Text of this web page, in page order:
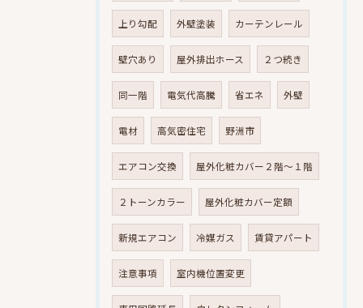
上り勾配 外壁塗装 カーテンレール
壁穴あり 屋外排出ホース ２つ続き
同一階 電気代高騰 省エネ 外壁
電材 高気密住宅 野洲市
エアコン交換 屋外化粧カバー２階～１階
２トーンカラー 屋外化粧カバー定額
新規エアコン 冷媒ガス 賃貸アパート
注意事項 室内機位置変更